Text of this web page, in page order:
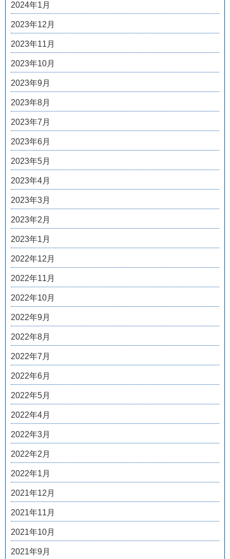
2024年1月
2023年12月
2023年11月
2023年10月
2023年9月
2023年8月
2023年7月
2023年6月
2023年5月
2023年4月
2023年3月
2023年2月
2023年1月
2022年12月
2022年11月
2022年10月
2022年9月
2022年8月
2022年7月
2022年6月
2022年5月
2022年4月
2022年3月
2022年2月
2022年1月
2021年12月
2021年11月
2021年10月
2021年9月